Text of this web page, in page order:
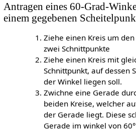
Antragen eines 60-Grad-
einem gegebenen
Ziehe einen Kreis um
zwei Schnittpunkte
Ziehe einen Kreis mit
Schnittpunkt, auf dessen
der Winkel liegen soll.
Zwichne eine Gerade
beiden Kreise, welcher
der Gerade liegt. Diese
Gerade im winkel von